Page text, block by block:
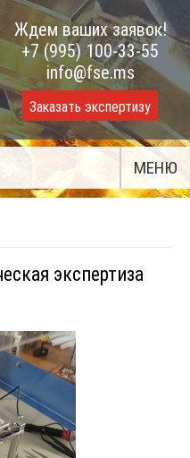
Ждем ваших заявок!
+7 (995) 100-33-55
info@fse.ms
Заказать экспертизу
МЕНЮ
экспертиза